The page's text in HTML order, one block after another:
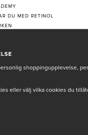
DU MED RETINOL
shoppingupplevelse,
eller välj vilka cookies du